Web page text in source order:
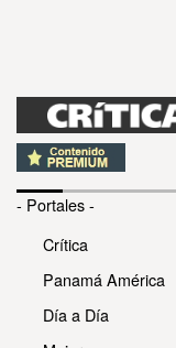
- Portales -
Crítica
Panamá América
Día a Día